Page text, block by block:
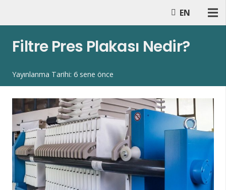
EN
Filtre Pres Plakası Nedir?
Yayınlanma Tarihi: 6 sene önce